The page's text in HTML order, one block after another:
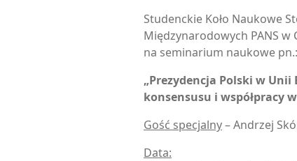
Studenckie Koło Naukowe
Międzynarodowych PANS w
na seminarium naukowe pn.:
„Prezydencja Polski w
konsensusu i współpracy
Gość specjalny– Andrzej
Data: